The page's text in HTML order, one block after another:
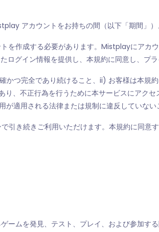
アカウントをお持ちの間（以下「期間」
を作成する必要があります。Mistplayにアカ
グイン情報を提供し、本規約に同意し、プラ
つ完全であり続けること、ii) お客様は本規
、不正行為を行うために本サービスにアク
適用される法律または規制に違反していない
引き続きご利用いただけます。本規約に同意
ムを発見、テスト、プレイ、および参加す